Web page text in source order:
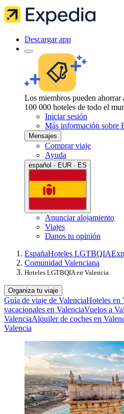
Descargar app
Los miembros pueden ahorrar
100 000 hoteles de todo el
Iniciar sesión
Más información sobre
Mensajes
Comprar viaje
Ayuda
español · EUR · ES
Anunciar alojamiento
Viajes
Danos tu opinión
EspañaHoteles LGTBQIA
Comunidad Valenciana
Hoteles LGTBQIA en Valencia
Organiza tu viaje
Guía de viaje de ValenciaHoteles en
vacacionales en ValenciaVuelos a
ValenciaAlquiler de coches en
Valencia